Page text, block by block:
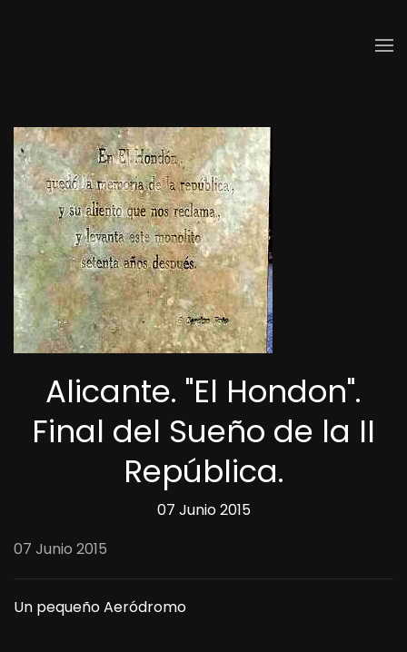
Alicante. "El Hondon".
Final del Sueño de la II
República.
07 Junio 2015
07 Junio 2015
Un pequeño Aeródromo